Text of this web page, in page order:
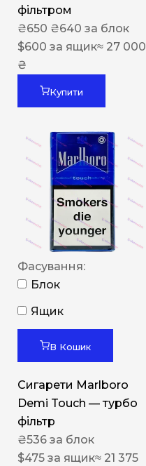
фільтром
₴650 ₴640 за блок
$600 за ящик≈ 27 000
₴
Купити
Фасування:
Блок
Ящик
В Кошик
Сигарети Marlboro
Demi Touch — турбо
фільтр
₴536 за блок
$475 за ящик≈ 21 375